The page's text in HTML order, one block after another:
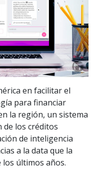
en facilitar el
para financiar
la región, un sistema
los créditos
de inteligencia
a la data que la
últimos años.